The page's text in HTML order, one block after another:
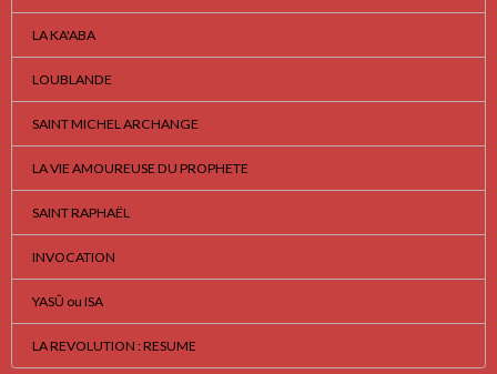
LA KA'ABA
LOUBLANDE
SAINT MICHEL ARCHANGE
LA VIE AMOUREUSE DU PROPHETE
SAINT RAPHAËL
INVOCATION
YASÛ ou ISA
LA REVOLUTION : RESUME